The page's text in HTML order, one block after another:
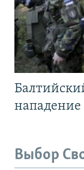
нападение
Выбор